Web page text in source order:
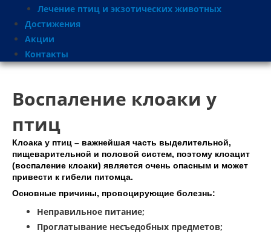
Лечение птиц и экзотических животных
Достижения
Акции
Контакты
Воспаление клоаки у
птиц
Клоака у птиц – важнейшая часть выделительной,
пищеварительной и половой систем, поэтому клоацит
(воспаление клоаки) является очень опасным и может
привести к гибели питомца.
Основные причины, провоцирующие болезнь:
Неправильное питание;
Проглатывание несъедобных предметов;